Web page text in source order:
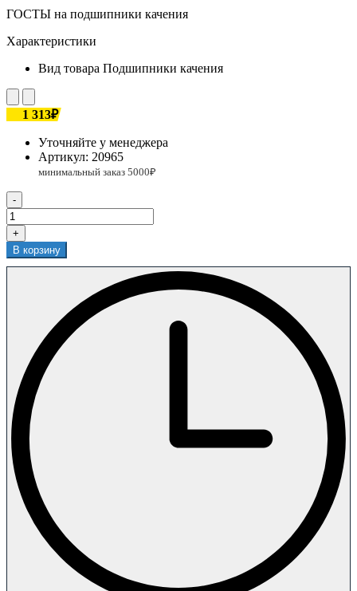
ГОСТЫ на подшипники качения
Характеристики
Вид товара Подшипники качения
1 313₽
Уточняйте у менеджера
Артикул: 20965
-
+
В корзину